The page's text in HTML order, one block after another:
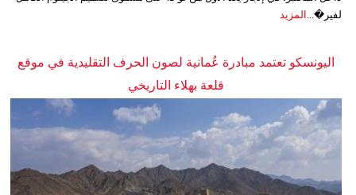
لفير�...
المزيد
اليونسكو تعتمد مبادرة عُمانية لصون الحرف التقليدية في موقع
قلعة بهلاء التاريخي